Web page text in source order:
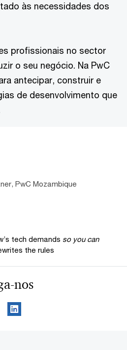
às necessidades dos
profissionais no sector
o seu negócio. Na PwC
antecipar, construir e
de desenvolvimento que
PwC Mozambique
tech demands so you can
the rules
nos